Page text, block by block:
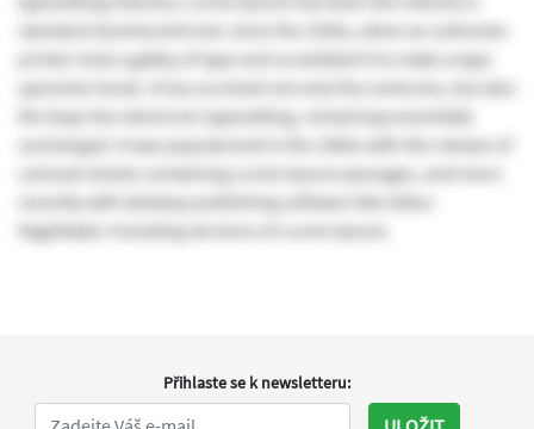
standard dummy text ever since the 1500s, when an unknown
printer took a galley of type and scrambled it to make a type
specimen book. It has survived not only five centuries, but also
the leap into electronic typesetting, remaining essentially
unchanged. It was popularised in the 1960s with the release of
Letraset sheets containing Lorem Ipsum passages, and more
recently with desktop publishing software like Aldus
PageMaker including versions of Lorem Ipsum.
Přihlaste se k newsletteru: